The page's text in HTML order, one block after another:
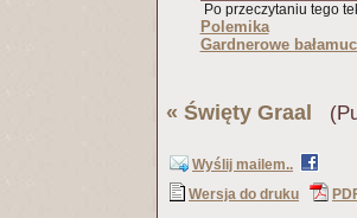
Po przeczytaniu tego
Polemika
Gardnerowe
« Święty Graal
Wyślij mailem..
Wersja do druku